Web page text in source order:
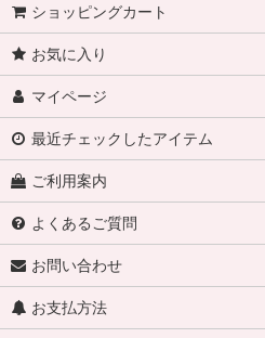
ショッピングカート
お気に入り
マイページ
最近チェックしたアイテム
ご利用案内
よくあるご質問
お問い合わせ
お支払方法